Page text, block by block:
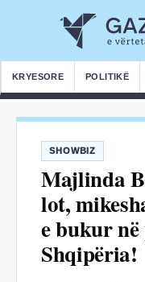
KRYESORE POLITIKË
SHOWBIZ
Majlinda
lot,
e bukur
Shqipëria!